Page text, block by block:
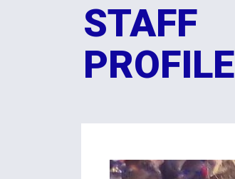
STAFF
PROFILE